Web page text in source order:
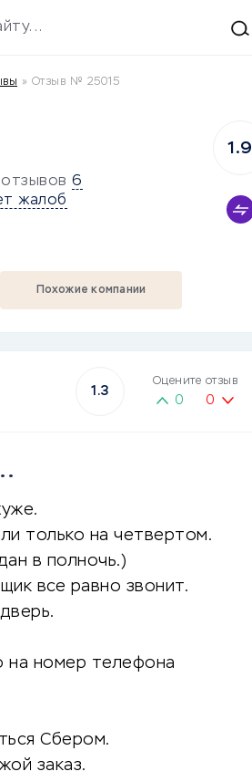
» Отзыв № 25015
6
жалоб
1.9
Похожие компании
1.3
Оцените отзыв
0 0
только на четвертом.
в полночь.)
все равно звонит.
на номер телефона
Сбером.
заказ.